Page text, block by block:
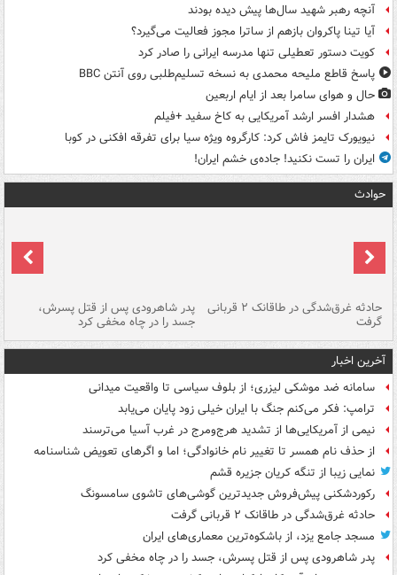
آنچه رهبر شهید سال‌ها پیش دیده بودند
آیا تینا پاکروان بازهم از ساترا مجوز فعالیت می‌گیرد؟
کویت دستور تعطیلی تنها مدرسه ایرانی را صادر کرد
پاسخ قاطع ملیحه محمدی به نسخه تسلیم‌طلبی روی آنتن BBC
حال و هوای سامرا بعد از ایام اربعین
هشدار افسر ارشد آمریکایی به کاخ سفید +فیلم
نیویورک تایمز فاش کرد: کارگروه ویژه سیا برای تفرقه افکنی در کوبا
ایران را تست نکنید! جاده‌ی خشم ایران!
حوادث
حادثه غرق‌شدگی در طاقانک ۲ قربانی
گرفت
پدر شاهرودی پس از قتل پسرش،
جسد را در چاه مخفی کرد
آخرین اخبار
سامانه ضد موشکی لیزری؛ از بلوف سیاسی تا واقعیت میدانی
ترامپ: فکر می‌کنم جنگ با ایران خیلی زود پایان می‌یابد
نیمی از آمریکایی‌ها از تشدید هرج‌ومرج در غرب آسیا می‌ترسند
از حذف نام همسر تا تغییر نام خانوادگی؛ اما و اگرهای تعویض شناسنامه
نمایی زیبا از تنگه کریان جزیره قشم
رکوردشکنی پیش‌فروش جدیدترین گوشی‌های تاشوی سامسونگ
حادثه غرق‌شدگی در طاقانک ۲ قربانی گرفت
مسجد جامع یزد، از باشکوه‌ترین معماری‌های ایران
پدر شاهرودی پس از قتل پسرش، جسد را در چاه مخفی کرد